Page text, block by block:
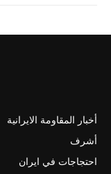
أخبار المقاومة الايرانية
أشرف
احتجاجات في ايران